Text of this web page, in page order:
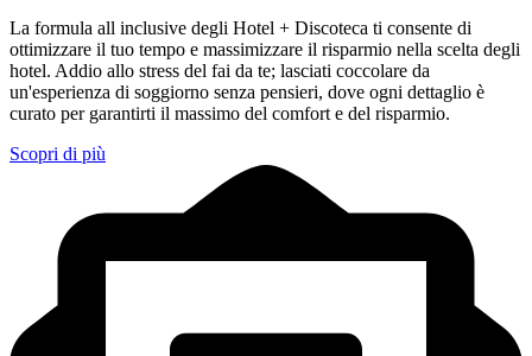
La formula all inclusive degli Hotel + Discoteca ti consente di
ottimizzare il tuo tempo e massimizzare il risparmio nella scelta degli
hotel. Addio allo stress del fai da te; lasciati coccolare da
un'esperienza di soggiorno senza pensieri, dove ogni dettaglio è
curato per garantirti il massimo del comfort e del risparmio.
Scopri di più